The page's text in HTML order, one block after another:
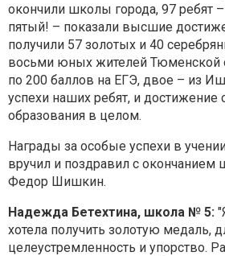
окончили школы города, 97 ребят
пятый! – показали высшие
получили 57 золотых и 40
восьми юных жителей Тюменской
по 200 баллов на ЕГЭ, двое – из
успехи наших ребят, и
образования в целом.
Награды за особые успехи в
вручил и поздравил с
Федор Шишкин.
Надежда Бетехтина, школа № 5:
хотела получить золотую медаль,
целеустремленность и упорство.